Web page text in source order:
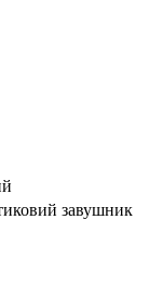
завушник